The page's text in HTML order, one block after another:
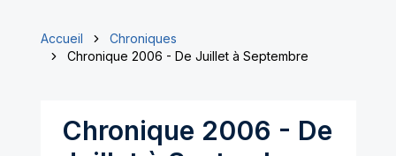
Accueil
Chroniques
Chronique 2006 - De Juillet à Septembre
Chronique 2006 - De